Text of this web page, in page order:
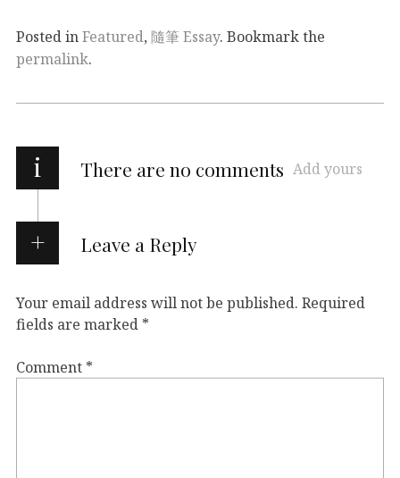
Posted inFeatured, 隨筆 Essay. Bookmark the
permalink.
i There are no comments Add yours
Leave a Reply
Your email address will not be published. Required
fields are marked *
Comment *